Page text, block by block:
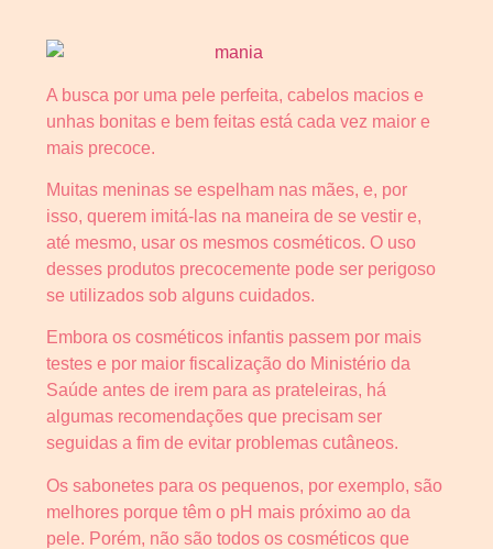
A busca por uma pele perfeita, cabelos macios e
unhas bonitas e bem feitas está cada vez maior e
mais precoce.
Muitas meninas se espelham nas mães, e, por
isso, querem imitá-las na maneira de se vestir e,
até mesmo, usar os mesmos cosméticos. O uso
desses produtos precocemente pode ser perigoso
se utilizados sob alguns cuidados.
Embora os cosméticos infantis passem por mais
testes e por maior fiscalização do Ministério da
Saúde antes de irem para as prateleiras, há
algumas recomendações que precisam ser
seguidas a fim de evitar problemas cutâneos.
Os sabonetes para os pequenos, por exemplo, são
melhores porque têm o pH mais próximo ao da
pele. Porém, não são todos os cosméticos que